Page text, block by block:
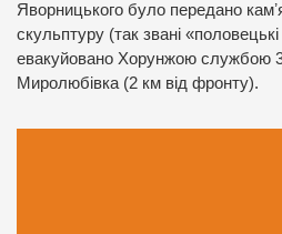
Яворницького було передано
скульптуру (так звані
евакуйовано Хорунжою службою
Миролюбівка (2 км від фронту).